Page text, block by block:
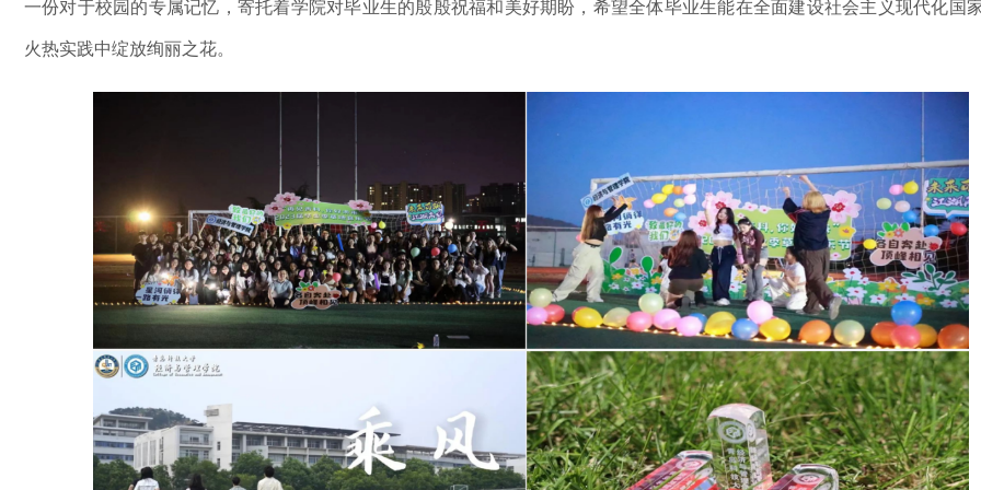
一份对于校园的专属记忆，寄托着学院对毕业生的殷殷祝福和美好期盼，希望全体毕业生能在全面建设社会主义现代化国
火热实践中绽放绚丽之花。